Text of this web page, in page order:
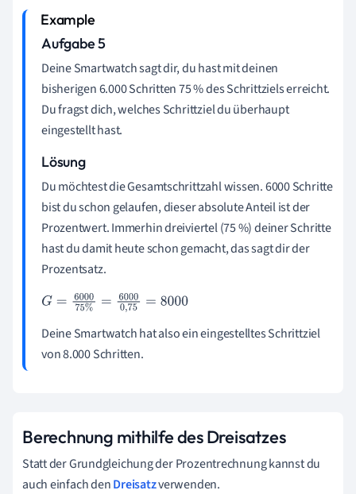
Aufgabe 5
Deine Smartwatch sagt dir, du hast mit deinen
bisherigen 6.000 Schritten 75 % des Schrittziels erreicht.
Du fragst dich, welches Schrittziel du überhaupt
eingestellt hast.
Lösung
Du möchtest die Gesamtschrittzahl wissen. 6000 Schritte
bist du schon gelaufen, dieser absolute Anteil ist der
Prozentwert. Immerhin dreiviertel (75 %) deiner Schritte
hast du damit heute schon gemacht, das sagt dir der
Prozentsatz.
G= 600075%=60000, 75=8000
Deine Smartwatch hat also ein eingestelltes Schrittziel
von 8.000 Schritten.
Berechnung mithilfe des Dreisatzes
Statt der Grundgleichung der Prozentrechnung kannst du
auch einfach denDreisatzverwenden.